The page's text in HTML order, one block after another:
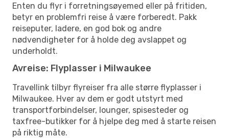
Enten du flyr i forretningsøyemed eller på fritiden,
betyr en problemfri reise å være forberedt. Pakk
reiseputer, ladere, en god bok og andre
nødvendigheter for å holde deg avslappet og
underholdt.
Avreise: Flyplasser i Milwaukee
Travellink tilbyr flyreiser fra alle større flyplasser i
Milwaukee. Hver av dem er godt utstyrt med
transportforbindelser, lounger, spisesteder og
taxfree-butikker for å hjelpe deg med å starte reisen
på riktig måte.